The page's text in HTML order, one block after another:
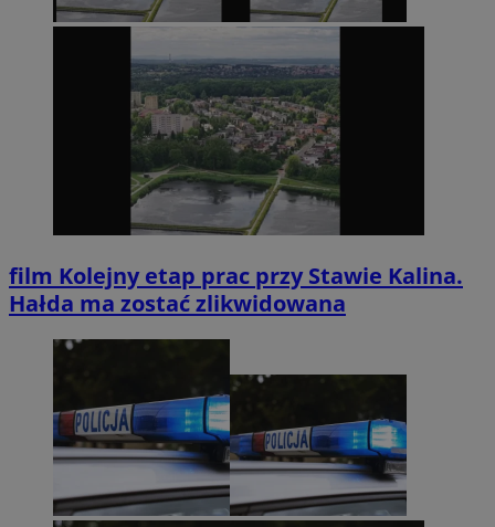
film Kolejny etap prac przy Stawie Kalina.
Hałda ma zostać zlikwidowana